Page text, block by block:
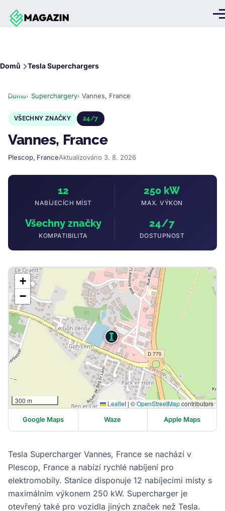
Přejít k hlavnímu obsahu
Domů Tesla Superchargers
Domů Superchargery Vannes, France
VŠECHNY ZNAČKY 24/7
Vannes, France
Plescop, FranceAktualizováno 3. 8. 2026
12
NABÍJECÍCH MÍST
250 kW
MAX. VÝKON
Všechny značky
KOMPATIBILITA
24/7
DOSTUPNOST
Tesla Supercharger Vannes, France se nachází v
Plescop, France a nabízí rychlé nabíjení pro
elektromobily. Stanice disponuje 12 nabíjecími místy s
maximálním výkonem 250 kW. Supercharger je
otevřený také pro vozidla jiných značek než Tesla.
+
−
300 m Leaflet | ©OpenStreetMapcontributors
Google Maps Waze Apple Maps